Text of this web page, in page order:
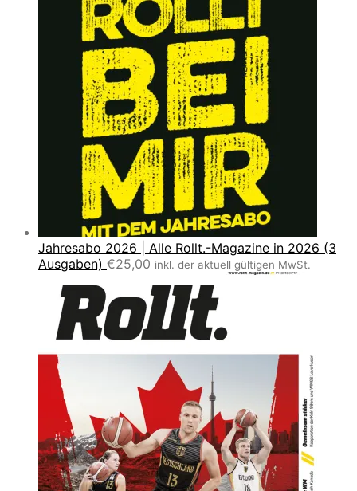
Jahresabo 2026 | Alle Rollt.-Magazine in 2026 (3
Ausgaben) €25,00 inkl. der aktuell gültigen MwSt.